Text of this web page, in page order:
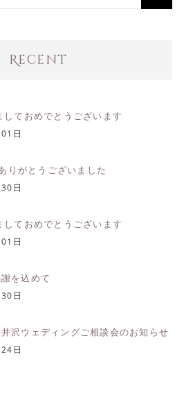
Recent
ておめでとうございます
日
りがとうございました
日
ておめでとうございます
日
を込めて
日
沢ウェディングご相談会のお知らせ
日